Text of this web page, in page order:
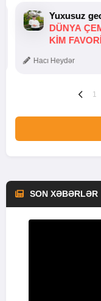
Yuxusuz
DÜNYA
KIM
Hacı Heydər
1
SON XƏBƏRLƏR